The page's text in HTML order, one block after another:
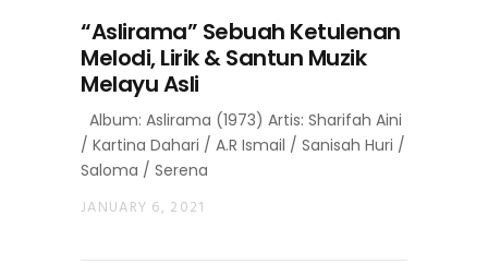
“Aslirama” Sebuah Ketulenan
Melodi, Lirik & Santun Muzik
Melayu Asli
Album: Aslirama (1973) Artis: Sharifah Aini
/ Kartina Dahari / A.R Ismail / Sanisah Huri /
Saloma / Serena
JANUARY 6, 2021